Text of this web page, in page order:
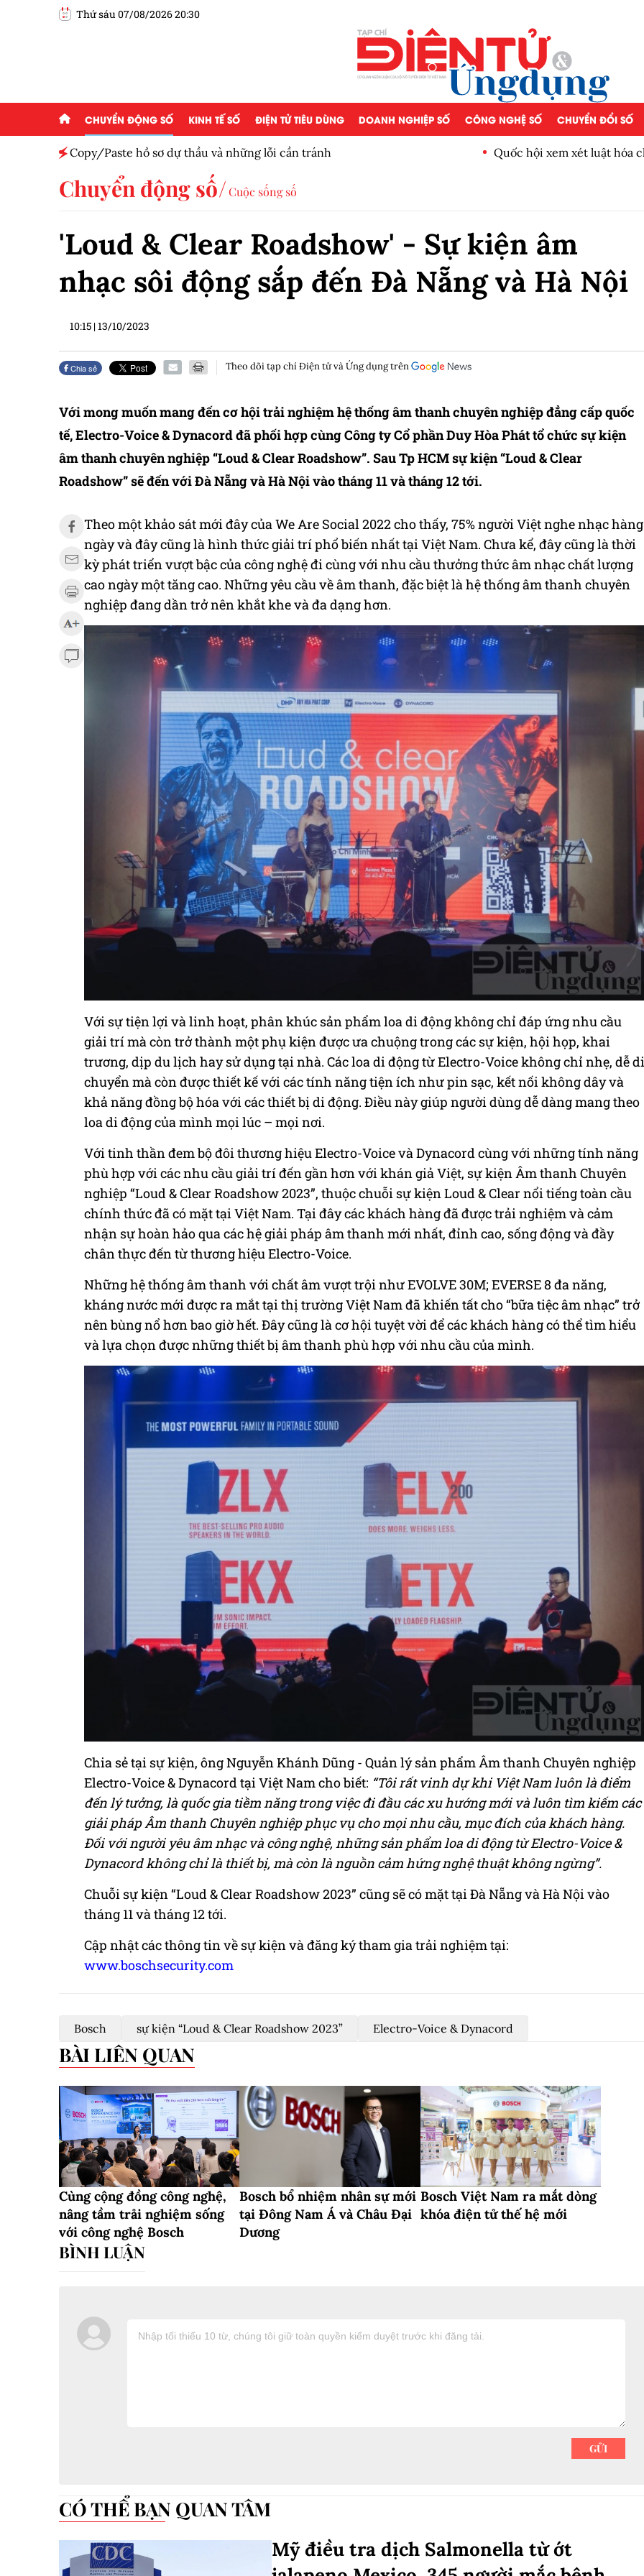
Thứ sáu 07/08/2026 20:30
CHUYỂN ĐỘNG SỐ KINH TẾ SỐ ĐIỆN TỬ TIÊU DÙNG DOANH NGHIỆP SỐ CÔNG NGHỆ SỐ CHUYỂN ĐỔI SỐ
Copy/Paste hồ sơ dự thầu và những lỗi cần tránh
Quốc hội xem xét luật hóa
Chuyển động số Cuộc sống số
'Loud & Clear Roadshow' - Sự kiện âm
nhạc sôi động sắp đến Đà Nẵng và Hà Nội
10:15 |13/10/2023
Chia sẻ Theo dõi tạp chí Điện tử và Ứng dụng trên
Với mong muốn mang đến cơ hội trải nghiệm hệ thống âm thanh chuyên nghiệp đẳng cấp quốc
tế, Electro-Voice & Dynacord đã phối hợp cùng Công ty Cổ phần Duy Hòa Phát tổ chức sự kiện
âm thanh chuyên nghiệp “Loud & Clear Roadshow”. Sau Tp HCM sự kiện “Loud & Clear
Roadshow” sẽ đến với Đà Nẵng và Hà Nội vào tháng 11 và tháng 12 tới.
Theo một khảo sát mới đâycủaWe Are Social 2022 cho thấy, 75% người Việt nghe nhạc hàng
ngày và đây cũng là hình thức giải trí phổ biến nhất tại Việt Nam. Chưa kể, đây cũng là thời
kỳ phát triển vượt bậc của công nghệ đi cùng với nhu cầu thưởng thức âm nhạc chất lượng
cao ngày một tăng cao. Những yêu cầu về âm thanh, đặc biệt là hệ thống âm thanh chuyên
nghiệp đang dần trở nên khắt khe và đa dạng hơn.
Với sự tiện lợi và linh hoạt, phân khúc sản phẩm loa di động không chỉ đáp ứng nhu cầu
giải trí mà còn trở thành một phụ kiện được ưa chuộng trong các sự kiện, hội họp, khai
trương, dịp du lịch hay sử dụng tại nhà. Các loa di động từ Electro-Voice không chỉ nhẹ, dễ di
chuyển mà còn được thiết kế với các tính năng tiện ích như pin sạc, kết nối không dây và
khả năng đồng bộ hóa với các thiết bị di động. Điều này giúp người dùng dễ dàng mang theo
loa di động của mình mọi lúc – mọi nơi.
Với tinh thần đem bộ đôi thương hiệu Electro-Voice và Dynacord cùng với những tính năng
phù hợp với các nhu cầu giải trí đến gần hơn với khán giả Việt, sự kiện Âm thanh Chuyên
nghiệp “Loud & Clear Roadshow 2023”, thuộc chuỗi sự kiện Loud & Clear nổi tiếng toàn cầu
chính thức đã có mặt tại Việt Nam. Tại đây các khách hàng đã được trải nghiệm và cảm
nhận sự hoàn hảo qua các hệ giải pháp âm thanh mới nhất, đỉnh cao, sống động và đầy
chân thực đến từ thương hiệu Electro-Voice.
Những hệ thống âm thanh với chất âm vượt trội như EVOLVE 30M; EVERSE 8 đa năng,
kháng nước mới được ra mắt tại thị trường Việt Nam đã khiến tất cho “bữa tiệc âm nhạc” trở
nên bùng nổ hơn bao giờ hết. Đây cũng là cơ hội tuyệt vời để các khách hàng có thể tìm hiểu
và lựa chọn được những thiết bị âm thanh phù hợp với nhu cầu của mình.
Chia sẻ tại sự kiện, ông Nguyễn Khánh Dũng - Quản lý sản phẩm Âm thanh Chuyên nghiệp
Electro-Voice & Dynacord tại Việt Nam cho biết: “Tôi rất vinh dự khi Việt Nam luôn là điểm
đến lý tưởng, là quốc gia tiềm năng trong việc đi đầu các xu hướng mới và luôn tìm kiếm các
giải pháp Âm thanh Chuyên nghiệp phục vụ cho mọi nhu cầu, mục đích của khách hàng.
Đối với người yêu âm nhạc và công nghệ, những sản phẩm loa di động từ Electro-Voice &
Dynacord không chỉ là thiết bị, mà còn là nguồn cảm hứng nghệ thuật không ngừng”.
Chuỗi sự kiện “Loud & Clear Roadshow 2023” cũng sẽ có mặt tại Đà Nẵng và Hà Nội vào
tháng 11 và tháng 12 tới.
Cập nhật các thông tin về sự kiện và đăng ký tham gia trải nghiệm tại:
www.boschsecurity.com
Bosch sự kiện “Loud & Clear Roadshow 2023” Electro-Voice & Dynacord
BÀI LIÊN QUAN
Cùng cộng đồng công nghệ,
nâng tầm trải nghiệm sống
với công nghệ Bosch
Bosch bổ nhiệm nhân sự mới
tại Đông Nam Á và Châu Đại
Dương
Bosch Việt Nam ra mắt dòng
khóa điện tử thế hệ mới
CÓ THỂ BẠN QUAN TÂM
Mỹ điều tra dịch Salmonella từ ớt